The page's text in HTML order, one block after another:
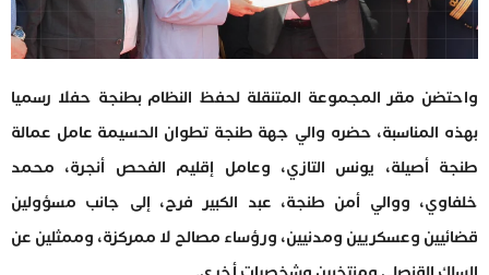
واحتضن مقر المجموعة المتنقلة لحفظ النظام بطنجة حفلا رسميا
بهذه المناسبة، حضره والي جهة طنجة تطوان الحسيمة عامل عمالة
طنجة أصيلة، يونس التازي، وعامل إقليم الفحص أنجرة، محمد
خلفاوي، ووالي أمن طنجة، عبد الكبير فرح، إلى جانب مسؤولين
قضائيين وعسكريين ومدنيين، ورؤساء مصالح لا ممركزة، وممثلين عن